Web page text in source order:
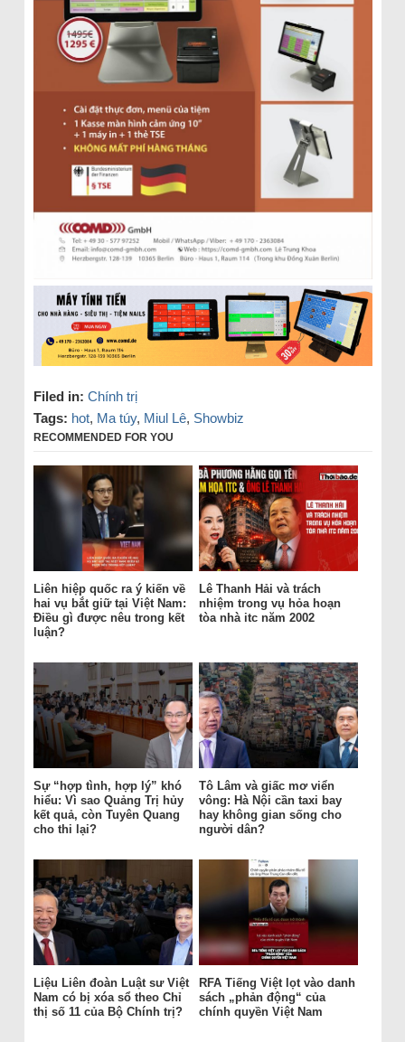
Filed in: Chính trị
Tags: hot, Ma túy, Miul Lê, Showbiz
RECOMMENDED FOR YOU
Liên hiệp quốc ra ý kiến về
hai vụ bắt giữ tại Việt Nam:
Điều gì được nêu trong kết
luận?
Lê Thanh Hải và trách
nhiệm trong vụ hỏa hoạn
tòa nhà itc năm 2002
Sự “hợp tình, hợp lý” khó
hiểu: Vì sao Quảng Trị hủy
kết quả, còn Tuyên Quang
cho thi lại?
Tô Lâm và giấc mơ viển
vông: Hà Nội cần taxi bay
hay không gian sống cho
người dân?
Liệu Liên đoàn Luật sư Việt
Nam có bị xóa sổ theo Chỉ
thị số 11 của Bộ Chính trị?
RFA Tiếng Việt lọt vào danh
sách „phản động“ của
chính quyền Việt Nam